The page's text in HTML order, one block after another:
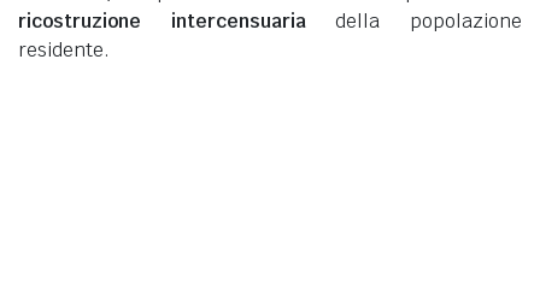
ricostruzione intercensuariadella popolazione
residente.